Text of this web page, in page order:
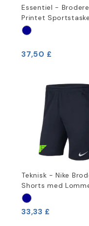
Essentiel -
Printet Sportstaske
37,50 £
Teknisk - Nike
Shorts med
33,33 £